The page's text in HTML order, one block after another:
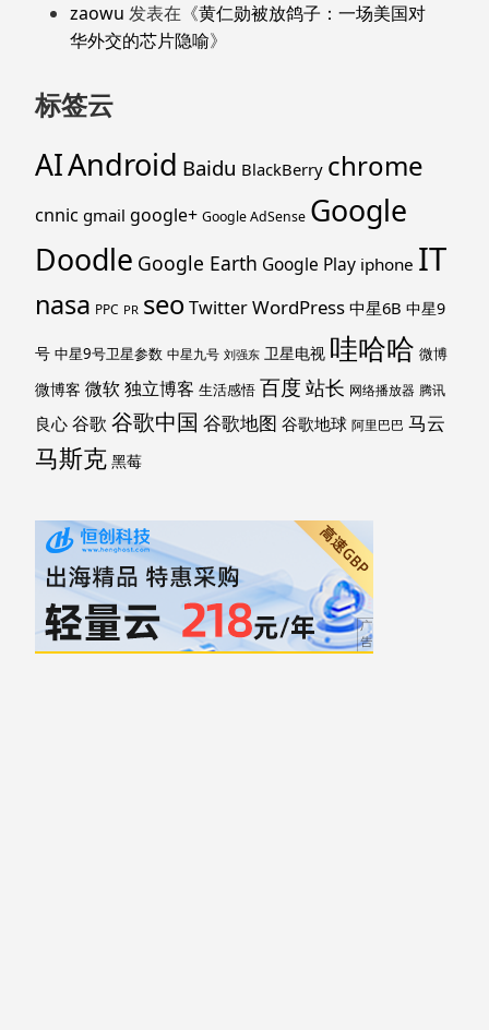
zaowu 发表在《黄仁勋被放鸽子：一场美国对
华外交的芯片隐喻》
标签云
AIAndroid Baidu BlackBerry chrome
cnnic gmail google+ Google AdSense Google
Doodle Google Earth Google Play iphone IT
nasa PPC PR seoTwitterWordPress 中星6B 中星9
号 中星9号卫星参数 中星九号 刘强东 卫星电视 哇哈哈 微博
微博客 微软独立博客 生活感悟 百度 站长 网络播放器 腾讯
良心 谷歌 谷歌中国 谷歌地图 谷歌地球 阿里巴巴 马云
马斯克 黑莓